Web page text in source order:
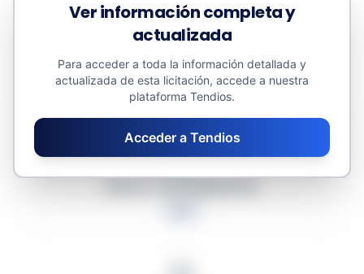
Descuento Promedio
0.00%
Ver información completa y
actualizada
Para acceder a toda la información detallada y
actualizada de esta licitación, accede a nuestra
plataforma Tendios.
Acceder a Tendios